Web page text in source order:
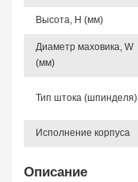
Высота, Н (мм)
Диаметр маховика, W
(мм)
Тип штока (шпинделя)
Исполнение корпуса
Описание